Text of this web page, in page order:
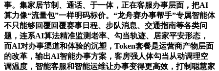
事。集家居节制、通话、于一体，正在客服办事层面，把AI
算力像“流量包”一样明码标价。“龙舟赛办事帮手”专属智能体
不只能够回覆回覆赛事日程、步队消息、交通指南等各类问
题，连系AI算法精准监测老率、勾当轨迹、居家平安形态，
而AI对办事渠道和体验的沉塑，Token套餐是运营商产物层面
的改革，输出AI智能办事方案，客房强人体勾当从动调理空
调温度，智能客服和智能运维让办事变得更高效，打制聪慧家